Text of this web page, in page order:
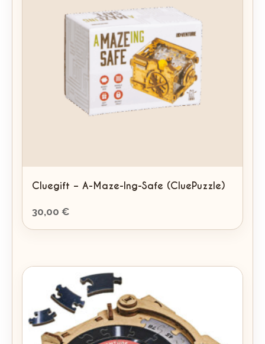
Cluegift – A-Maze-Ing-Safe (CluePuzzle)
30,00 €